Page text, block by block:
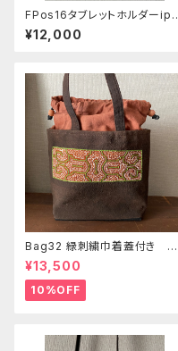
FPos16タブレットホルダーipa
d ポシェット83 泥染め刺繍の
柔らかいショルダー 24x28c
¥12,000
Bag32 緑刺繍巾着蓋付き 持
ち手裏泥染め無地 巾着蓋奄
美大島の車輪梅色 シピボバッ
ク
¥13,500
10%OFF